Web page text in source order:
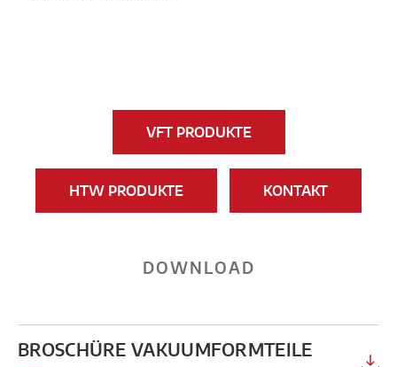
VFT PRODUKTE
HTW PRODUKTE KONTAKT
DOWNLOAD
BROSCHÜRE VAKUUMFORMTEILE